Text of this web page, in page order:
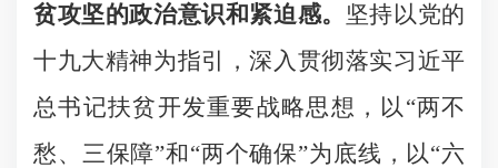
贫攻坚的政治意识和紧迫感。 坚持以党的
十九大精神为指引，深入贯彻落实习近平
总书记扶贫开发重要战略思想，以“两不
愁、三保障”和“两个确保”为底线，以“六